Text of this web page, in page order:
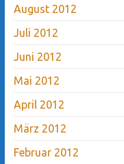
August 2012
Juli 2012
Juni 2012
Mai 2012
April 2012
März 2012
Februar 2012